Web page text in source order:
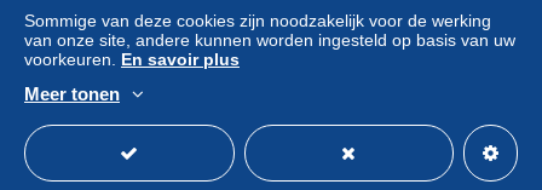
Garantie:
Herroepingsrecht|Retourkosten ten laste van de
koper.
Om de termijnen voor terugzending en
terugbetaling van het item te weten,raadpleegt u
het Delcampe-charter
Sommige van deze cookies zijn noodzakelijk voor de werking
van onze site, andere kunnen worden ingesteld op basis van uw
voorkeuren. En savoir plus
Meer tonen